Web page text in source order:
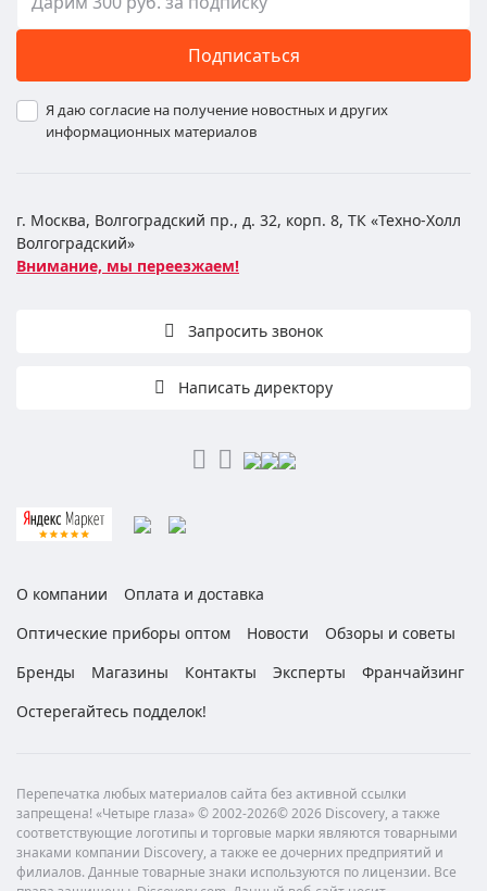
Подписаться
Я даю согласие на получение новостных и других
информационных материалов
г. Москва, Волгоградский пр., д. 32, корп. 8, ТК «Техно-Холл
Волгоградский»
Внимание, мы переезжаем!
Запросить звонок
Написать директору
О компании
Оплата и доставка
Оптические приборы оптом
Новости
Обзоры и советы
Бренды
Магазины Контакты Эксперты
Франчайзинг
Остерегайтесь подделок!
Перепечатка любых материалов сайта без активной ссылки
запрещена! «Четыре глаза» © 2002-2026© 2026 Discovery, а также
соответствующие логотипы и торговые марки являются товарными
знаками компании Discovery, а также ее дочерних предприятий и
филиалов. Данные товарные знаки используются по лицензии. Все